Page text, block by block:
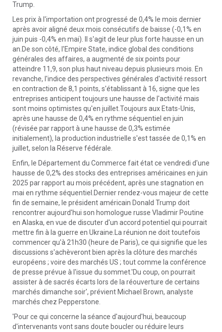
Trump.
Les prix à l'importation ont progressé de 0,4% le mois dernier
après avoir aligné deux mois consécutifs de baisse (-0,1% en
juin puis -0,4% en mai). Il s'agit de leur plus forte hausse en un
an.De son côté, l'Empire State, indice global des conditions
générales des affaires, a augmenté de six points pour
atteindre 11,9, son plus haut niveau depuis plusieurs mois. En
revanche, l'indice des perspectives générales d'activité ressort
en contraction de 8,1 points, s'établissant à 16, signe que les
entreprises anticipent toujours une hausse de l'activité mais
sont moins optimistes qu'en juillet.Toujours aux Etats-Unis,
après une hausse de 0,4% en rythme séquentiel en juin
(révisée par rapport à une hausse de 0,3% estimée
initialement), la production industrielle s'est tassée de 0,1% en
juillet, selon la Réserve fédérale.
Enfin, le Département du Commerce fait état ce vendredi d'une
hausse de 0,2% des stocks des entreprises américaines en juin
2025 par rapport au mois précédent, après une stagnation en
mai en rythme séquentiel.Dernier rendez-vous majeur de cette
fin de semaine, le président américain Donald Trump doit
rencontrer aujourd'hui son homologue russe Vladimir Poutine
en Alaska, en vue de discuter d'un accord potentiel qui pourrait
mettre fin à la guerre en Ukraine.La réunion ne doit toutefois
commencer qu'à 21h30 (heure de Paris), ce qui signifie que les
discussions s'achèveront bien après la clôture des marchés
européens ; voire des marchés US ; tout comme la conférence
de presse prévue à l'issue du sommet.'Du coup, on pourrait
assister à de sacrés écarts lors de la réouverture de certains
marchés dimanche soir', prévient Michael Brown, analyste
marchés chez Pepperstone.
'Pour ce qui concerne la séance d'aujourd'hui, beaucoup
d'intervenants vont sans doute boucler ou réduire leurs